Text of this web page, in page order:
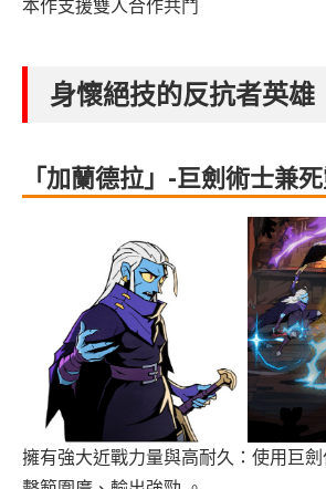
本作支援雙人合作共鬥
身懷絕技的反抗者英雄
「加蘭德拉」-巨劍術士兼
擁有強大近戰力量與高耐久：使用巨